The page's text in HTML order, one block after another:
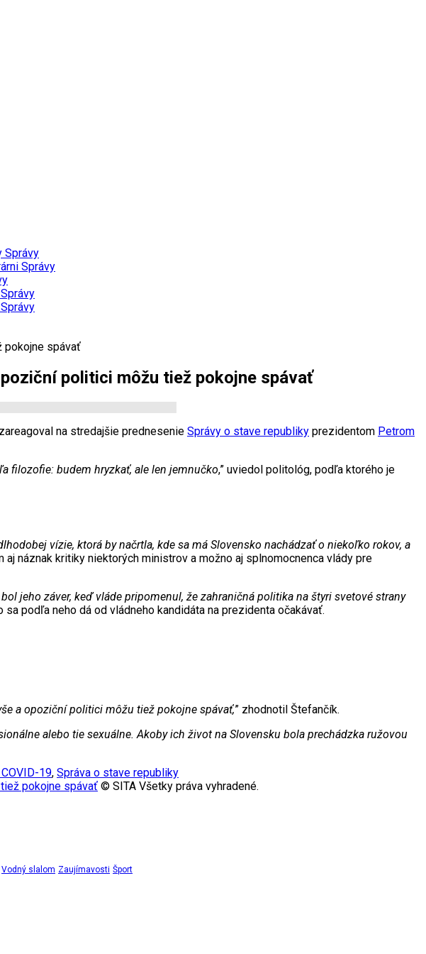
Správy
Správy
Správy
Správy
pokojne spávať
politici môžu tiež pokojne spávať
na stredajšie prednesenie Správy o stave republiky prezidentom Petrom
filozofie: budem hryzkať, ale len jemnučko,” uviedol politológ, podľa ktorého je
vízie, ktorá by načrtla, kde sa má Slovensko nachádzať o niekoľko rokov, a
náznak kritiky niektorých ministrov a možno aj splnomocnenca vlády pre
jeho záver, keď vláde pripomenul, že zahraničná politika na štyri svetové strany
podľa neho dá od vládneho kandidáta na prezidenta očakávať.
a opoziční politici môžu tiež pokojne spávať,” zhodnotil Štefančík.
alebo tie sexuálne. Akoby ich život na Slovensku bola prechádzka ružovou
19, Správa o stave republiky
pokojne spávať © SITA Všetky práva vyhradené.
Vodný slalom Zaujímavosti Šport